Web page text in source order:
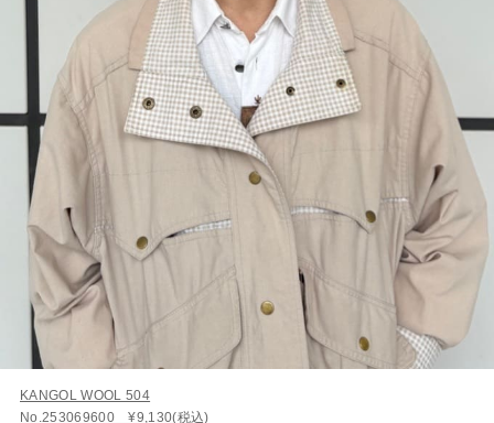
KANGOL WOOL 504
No.253069600 ¥9,130(税込)